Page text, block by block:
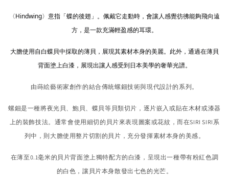
〈Hindwing〉意指「蝶的後翅」。佩戴它走動時，會讓人感覺彷彿能夠飛向遠
方，是一款充滿輕盈感的耳環。
大膽使用自白蝶貝中採取的薄貝，展現其素材本身的美麗。此外，通過在薄貝
背面塗上白漆，展現出讓人感受到日本美學的奢華光譜。
由蒔絵藝術家創作的結合傳統螺鈿技術與現代設計的系列。
螺鈿是一種將夜光貝、鮑貝、蝶貝等貝類切片，逐片嵌入或貼在木材或漆器
上的裝飾技法。通常會使用細切的貝片來表現圖案或花紋，而在SIRI SIRI系
列中，則大膽使用整片切割的貝片，充分發揮素材本身的美感。
在薄至0.1毫米的貝片背面塗上獨特配方的白漆，呈現出一種帶有粉紅色調
的白色，讓貝片本身散發出七色的光芒。